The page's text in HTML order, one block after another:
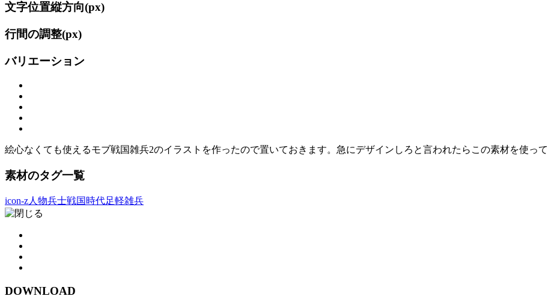
文字位置縦方向(px)
行間の調整(px)
バリエーション
絵心なくても使えるモブ戦国雑兵2のイラストを作ったので置いておきます。急にデザインしろと言われたらこの素材を使っ
素材のタグ一覧
icon-z人物兵士戦国時代足軽雑兵
DOWNLOAD